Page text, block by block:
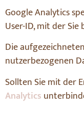
Google Analytics
User-ID, mit der
Die
nutzerbezogenen
Sollten Sie mit der
Analytics